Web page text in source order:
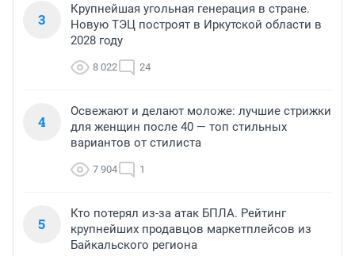
3
Крупнейшая угольная генерация в стране.
Новую ТЭЦ построят в Иркутской области в
2028 году
8 022 24
4
Освежают и делают моложе: лучшие стрижки
для женщин после 40 — топ стильных
вариантов от стилиста
7 904 1
5
Кто потерял из-за атак БПЛА. Рейтинг
крупнейших продавцов маркетплейсов из
Байкальского региона